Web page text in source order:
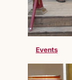
Events